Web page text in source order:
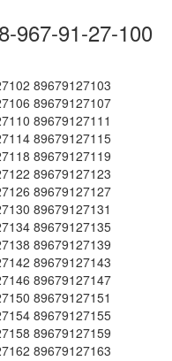
967-91-27-100
89679127103
89679127107
89679127111
89679127115
89679127119
89679127123
89679127127
89679127131
89679127135
89679127139
89679127143
89679127147
89679127151
89679127155
89679127159
89679127163